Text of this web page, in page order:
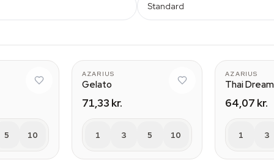
Standard
5 10
AZARIUS
Gelato
71,33 kr.
1 3 5 10
AZARIUS
Thai Dream
64,07 kr.
1 3